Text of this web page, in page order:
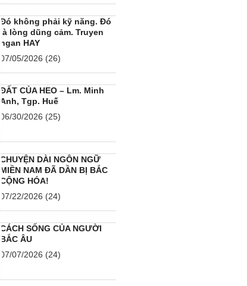
Đó không phải kỹ năng. Đó
là lòng dũng cảm. Truyen
ngan HAY
07/05/2026 (26)
ĐẤT CỦA HEO – Lm. Minh
Anh, Tgp. Huế
06/30/2026 (25)
CHUYỆN DÀI NGÔN NGỮ
MIỀN NAM ĐÃ DẦN BỊ BẮC
CỘNG HÓA!
07/22/2026 (24)
CÁCH SỐNG CỦA NGƯỜI
BẮC ÂU
07/07/2026 (24)